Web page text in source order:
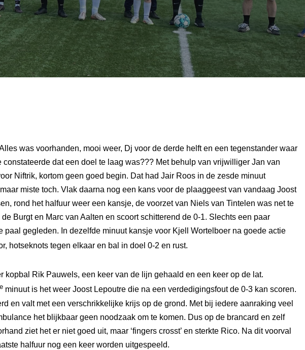
was voorhanden, mooi weer, Dj voor de derde helft en een tegenstander waar
dat een doel te laag was??? Met behulp van vrijwilliger Jan van
Niftrik, kortom geen goed begin. Dat had Jair Roos in de zesde minuut
miste toch. Vlak daarna nog een kans voor de plaaggeest van vandaag Joost
rond het halfuur weer een kansje, de voorzet van Niels van Tintelen was net te
Burgt en Marc van Aalten en scoort schitterend de 0-1. Slechts een paar
gegleden. In dezelfde minuut kansje voor Kjell Wortelboer na goede actie
hotseknots tegen elkaar en bal in doel 0-2 en rust.
Rik Pauwels, een keer van de lijn gehaald en een keer op de lat.
e minuut is het weer Joost Lepoutre die na een verdedigingsfout de 0-3 kan scoren.
en valt met een verschrikkelijke krijs op de grond. Met bij iedere aanraking veel
het blijkbaar geen noodzaak om te komen. Dus op de brancard en zelf
ziet het er niet goed uit, maar ‘fingers crosst’ en sterkte Rico. Na dit voorval
halfuur nog een keer worden uitgespeeld.